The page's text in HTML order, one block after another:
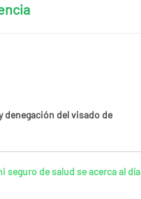
denegación del visado de
seguro de salud se acerca al día